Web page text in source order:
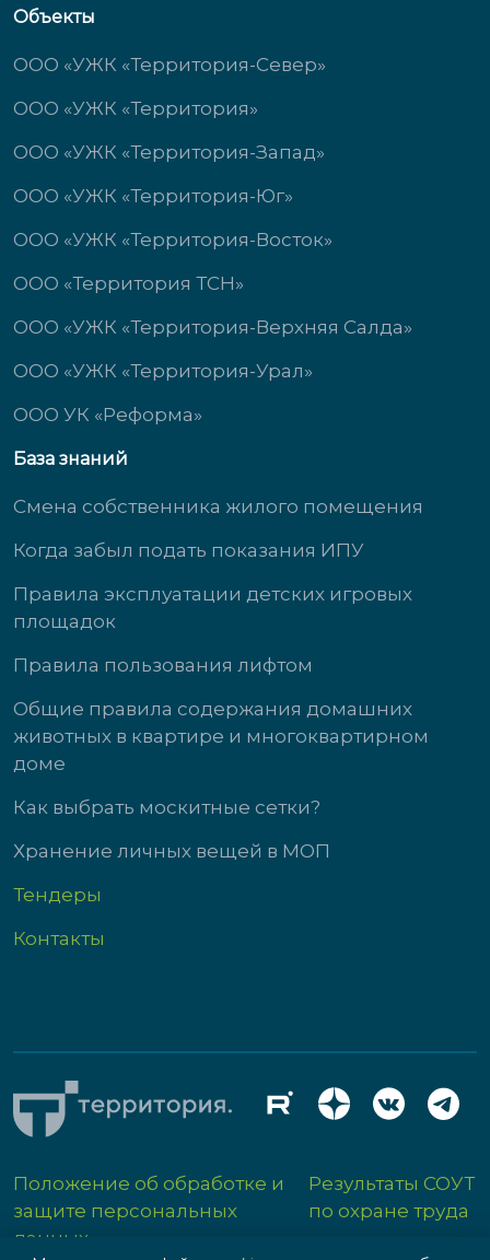
Объекты
ООО «УЖК «Территория-Север»
ООО «УЖК «Территория»
ООО «УЖК «Территория-Запад»
ООО «УЖК «Территория-Юг»
ООО «УЖК «Территория-Восток»
ООО «Территория ТСН»
ООО «УЖК «Территория-Верхняя Салда»
ООО «УЖК «Территория-Урал»
ООО УК «Реформа»
База знаний
Смена собственника жилого помещения
Когда забыл подать показания ИПУ
Правила эксплуатации детских игровых
площадок
Правила пользования лифтом
Общие правила содержания домашних
животных в квартире и многоквартирном
доме
Как выбрать москитные сетки?
Хранение личных вещей в МОП
Тендеры
Контакты
Положение об обработке и
защите персональных
данных
Результаты СОУТ
по охране труда